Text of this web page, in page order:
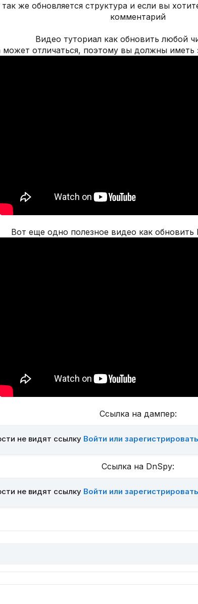
же обновляется структура и если вы
комментарий
Видео туториал как обновить любой
может отличаться, поэтому вы должны иметь
Вот еще одно полезное видео как обновить
Ссылка на дампер:
не видят ссылку Войти или
Ссылка на DnSpy:
не видят ссылку Войти или